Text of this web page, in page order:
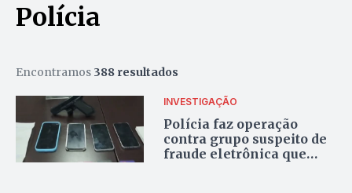
Polícia
Encontramos 388 resultados
INVESTIGAÇÃO
Polícia faz operação
contra grupo suspeito de
fraude eletrônica que